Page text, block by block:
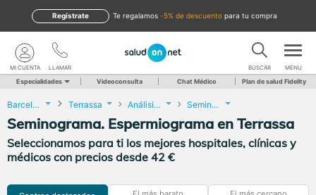
te regalamos -5% de descuento para tu compra
Regístrate
LLAMAR
MI CUENTA BUSCAR MENU
Especialidades Videoconsulta Chat Médico Plan de salud Fidelity
Barcelona Terrassa Análisis Clínicos Seminograma. Espermiograma
Seminograma. Espermiograma en Terrassa
Seleccionamos para ti los mejores hospitales, clínicas y
médicos con precios desde 42 €